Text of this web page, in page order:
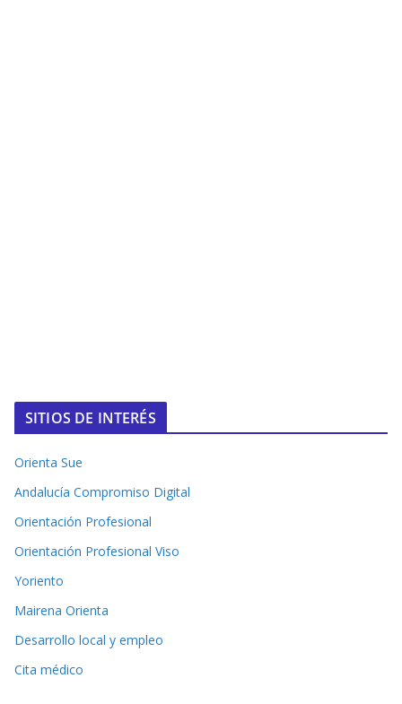
SITIOS DE INTERÉS
Orienta Sue
Andalucía Compromiso Digital
Orientación Profesional
Orientación Profesional Viso
Yoriento
Mairena Orienta
Desarrollo local y empleo
Cita médico